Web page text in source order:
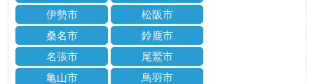
伊勢市
松阪市
桑名市
鈴鹿市
名張市
尾鷲市
亀山市
鳥羽市